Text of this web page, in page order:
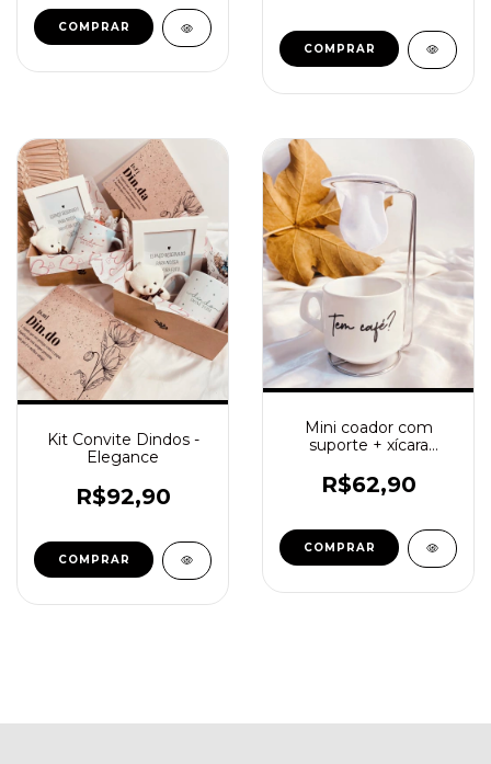
COMPRAR
Kit Convite Dindos -
Elegance
R$92,90
COMPRAR
Mini coador com
suporte + xícara
R$62,90